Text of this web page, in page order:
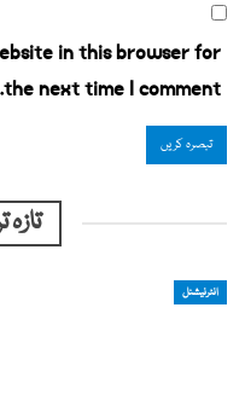
in this browser for
the next time I comment.
انٹرنیشنل